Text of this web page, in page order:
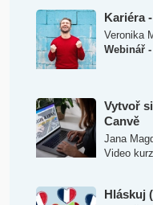
Kariéra
Veronika
Webinář
Vytvoř
Canvě
Jana
Video kurz
Hláskuj